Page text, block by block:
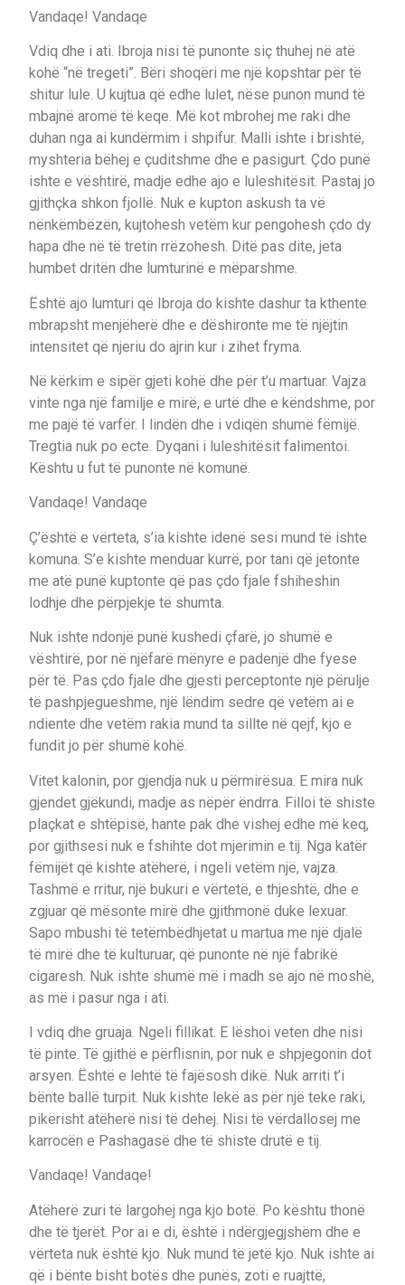
Vandaqe! Vandaqe
Vdiq dhe i ati. Ibroja nisi të punonte siç thuhej në atë
kohë “në tregeti”. Bëri shoqëri me një kopshtar për të
shitur lule. U kujtua që edhe lulet, nëse punon mund të
mbajnë aromë të keqe. Më kot mbrohej me raki dhe
duhan nga ai kundërmim i shpifur. Malli ishte i brishtë,
myshteria bëhej e çuditshme dhe e pasigurt. Çdo punë
ishte e vështirë, madje edhe ajo e luleshitësit. Pastaj jo
gjithçka shkon fjollë. Nuk e kupton askush ta vë
nënkëmbëzën, kujtohesh vetëm kur pengohesh çdo dy
hapa dhe në të tretin rrëzohesh. Ditë pas dite, jeta
humbet dritën dhe lumturinë e mëparshme.
Është ajo lumturi që Ibroja do kishte dashur ta kthente
mbrapsht menjëherë dhe e dëshironte me të njëjtin
intensitet që njeriu do ajrin kur i zihet fryma.
Në kërkim e sipër gjeti kohë dhe për t’u martuar. Vajza
vinte nga një familje e mirë, e urtë dhe e këndshme, por
me pajë të varfër. I lindën dhe i vdiqën shumë fëmijë.
Tregtia nuk po ecte. Dyqani i luleshitësit falimentoi.
Kështu u fut të punonte në komunë.
Vandaqe! Vandaqe
Ç’është e vërteta, s’ia kishte idenë sesi mund të ishte
komuna. S’e kishte menduar kurrë, por tani që jetonte
me atë punë kuptonte që pas çdo fjale fshiheshin
lodhje dhe përpjekje të shumta.
Nuk ishte ndonjë punë kushedi çfarë, jo shumë e
vështirë, por në njëfarë mënyre e padenjë dhe fyese
për të. Pas çdo fjale dhe gjesti perceptonte një përulje
të pashpjegueshme, një lëndim sedre që vetëm ai e
ndiente dhe vetëm rakia mund ta sillte në qejf, kjo e
fundit jo për shumë kohë.
Vitet kalonin, por gjendja nuk u përmirësua. E mira nuk
gjendet gjëkundi, madje as nëpër ëndrra. Filloi të shiste
plaçkat e shtëpisë, hante pak dhe vishej edhe më keq,
por gjithsesi nuk e fshihte dot mjerimin e tij. Nga katër
fëmijët që kishte atëherë, i ngeli vetëm një, vajza.
Tashmë e rritur, një bukuri e vërtetë, e thjeshtë, dhe e
zgjuar që mësonte mirë dhe gjithmonë duke lexuar.
Sapo mbushi të tetëmbëdhjetat u martua me një djalë
të mirë dhe të kulturuar, që punonte në një fabrikë
cigaresh. Nuk ishte shumë më i madh se ajo në moshë,
as më i pasur nga i ati.
I vdiq dhe gruaja. Ngeli fillikat. E lëshoi veten dhe nisi
të pinte. Të gjithë e përflisnin, por nuk e shpjegonin dot
arsyen. Është e lehtë të fajësosh dikë. Nuk arriti t’i
bënte ballë turpit. Nuk kishte lekë as për një teke raki,
pikërisht atëherë nisi të dehej. Nisi të vërdallosej me
karrocën e Pashagasë dhe të shiste drutë e tij.
Vandaqe! Vandaqe!
Atëherë zuri të largohej nga kjo botë. Po kështu thonë
dhe të tjerët. Por ai e di, është i ndërgjegjshëm dhe e
vërteta nuk është kjo. Nuk mund të jetë kjo. Nuk ishte ai
që i bënte bisht botës dhe punës, zoti e ruajttë,